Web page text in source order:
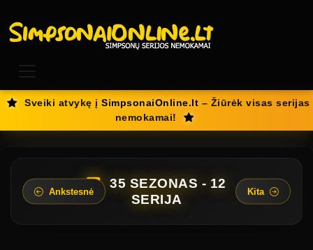
Sveiki atvykę įSimpsonaiOnline.lt – Žiūrėk visas serijas
nemokamai!
Ankstesnė
35 SEZONAS - 12
SERIJA
Kita